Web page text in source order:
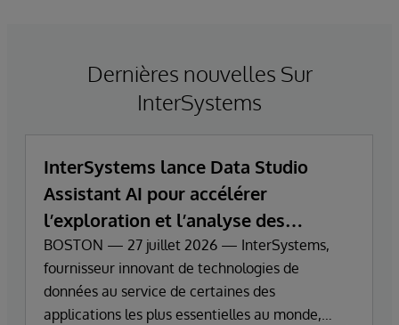
Dernières nouvelles Sur
InterSystems
InterSystems lance Data Studio
Assistant AI pour accélérer
l’exploration et l’analyse des
données d’entreprise
BOSTON — 27 juillet 2026 — InterSystems,
fournisseur innovant de technologies de
données au service de certaines des
applications les plus essentielles au monde,